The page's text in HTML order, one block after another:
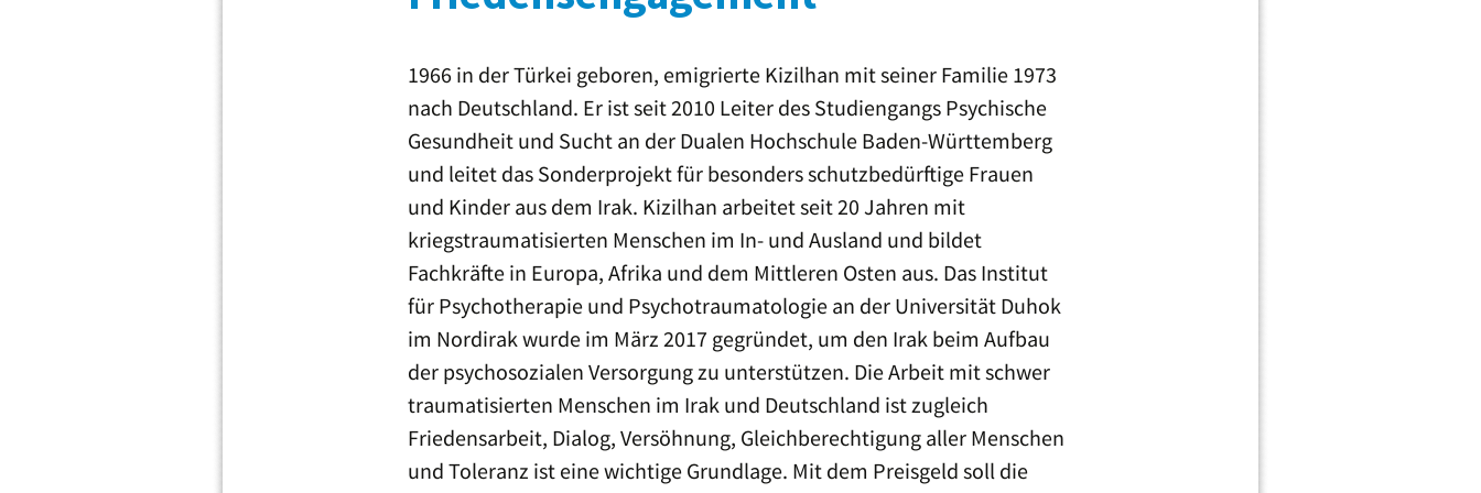
Reporter ohne Grenzen –
Friedenspreisträgerin
2021: Maria Kalesnikava
Friedenspreisträger 2020:
Julian Assange
Friedenspreisträgerin
2019: Sea-Watch e. V.
Friedenspreisträgerin
2018: Emma González
Friedenspreisträgerin
2017:
Aslı Erdoğan
Friedenspreisträger 2016:
Jürgen Grässlin
Waldbühne
JugendPreisträger 2022:
Projektgruppe Schule
ohne Rassismus am
Friedrich Eugens
Gymnasium Stuttgart
Jugendpreisträger 2021:
Schülerinnen und Schüler
des Stuttgarter
Wagenburg-Gymnasiums
1966 in der Türkei geboren, emigrierte Kizilhan mit seiner Familie 1973
nach Deutschland. Er ist seit 2010 Leiter des Studiengangs Psychische
Gesundheit und Sucht an der Dualen Hochschule Baden-Württemberg
und leitet das Sonderprojekt für besonders schutzbedürftige Frauen
und Kinder aus dem Irak. Kizilhan arbeitet seit 20 Jahren mit
kriegstraumatisierten Menschen im In- und Ausland und bildet
Fachkräfte in Europa, Afrika und dem Mittleren Osten aus. Das Institut
für Psychotherapie und Psychotraumatologie an der Universität Duhok
im Nordirak wurde im März 2017 gegründet, um den Irak beim Aufbau
der psychosozialen Versorgung zu unterstützen. Die Arbeit mit schwer
traumatisierten Menschen im Irak und Deutschland ist zugleich
Friedensarbeit, Dialog, Versöhnung, Gleichberechtigung aller Menschen
und Toleranz ist eine wichtige Grundlage. Mit dem Preisgeld soll die